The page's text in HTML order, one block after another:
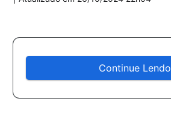
Continue Lendo